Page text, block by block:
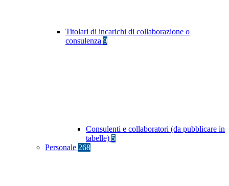
Titolari di incarichi di collaborazione o
consulenza 9
Consulenti e collaboratori (da pubblicare in
tabelle) 5
Personale 268